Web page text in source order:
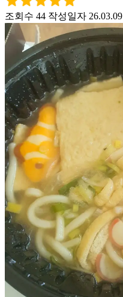
조회수 44 작성일자 26.03.09